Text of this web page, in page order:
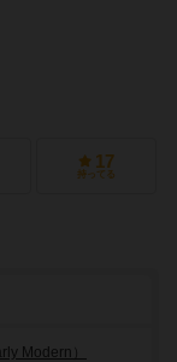
17
持ってる
Modern）